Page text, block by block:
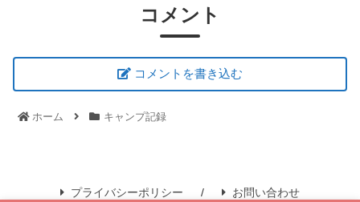
コメント
コメントを書き込む
ホーム キャンプ記録
プライバシーポリシー お問い合わせ